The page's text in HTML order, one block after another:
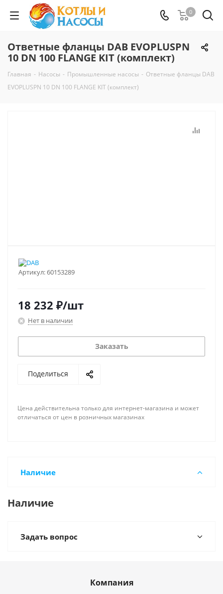
0
Ответные фланцы DAB EVOPLUSPN
10 DN 100 FLANGE KIT (комплект)
Главная - Насосы - Промышленные насосы - Ответные фланцы DAB
EVOPLUSPN 10 DN 100 FLANGE KIT (комплект)
Артикул:60153289
18 232 ₽/шт
Нет в наличии
Заказать
Поделиться
Цена действительна только для интернет-магазина и может
отличаться от цен в розничных магазинах
Наличие
Наличие
Задать вопрос
Компания